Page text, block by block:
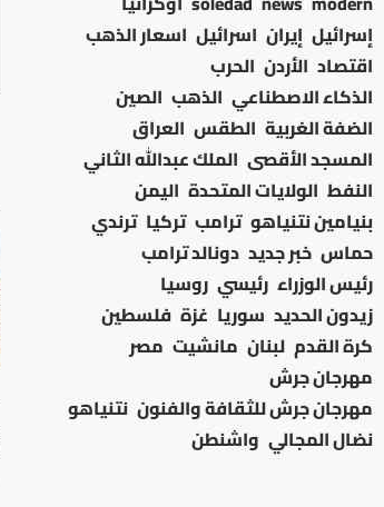
إسرائيل إيران اسرائيل اسعار الذهب
اقتصاد الأردن الحرب
الذكاء الاصطناعي الذهب الصين
الضفة الغربية الطقس العراق
المسجد الأقصى الملك عبدالله الثاني
النفط الولايات المتحدة اليمن
بنيامين نتنياهو ترامب تركيا ترندي
حماس خبر جديد دونالد ترامب
رئيس الوزراء رئيسي روسيا
زيدون الحديد سوريا غزة فلسطين
كرة القدم لبنان مانشيت مصر
مهرجان جرش
مهرجان جرش للثقافة والفنون نتنياهو
نضال المجالي واشنطن